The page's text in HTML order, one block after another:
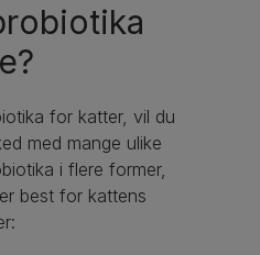
for katter, vil du
med mange ulike
i flere former,
best for kattens